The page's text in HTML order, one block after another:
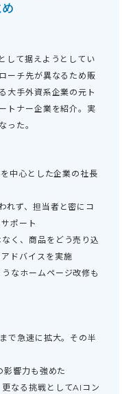
して据えようとしてい
ーチ先が異なるため販
大手外資系企業の元ト
トナー企業を紹介。実
った。
中心とした企業の社長
れず、担当者と密にコ
ポート
く、商品をどう売り込
ドバイスを実施
なホームページ改修も
で急速に拡大。その半
影響力も強めた
なる挑戦としてAIコン